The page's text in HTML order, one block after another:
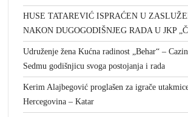
HUSE TATAREVIĆ ISPRAĆEN U
NAKON DUGOGODIŠNJEG RADA U JKP
Udruženje žena Kućna radinost „Behar“ –
Sedmu godišnjicu svoga postojanja i rada
Kerim Alajbegović proglašen za igrače
Hercegovina – Katar